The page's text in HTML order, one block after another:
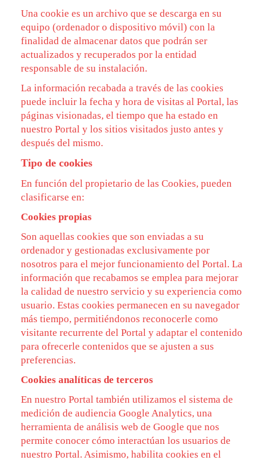
Una cookie es un archivo que se descarga en su
equipo (ordenador o dispositivo móvil) con la
finalidad de almacenar datos que podrán ser
actualizados y recuperados por la entidad
responsable de su instalación.
La información recabada a través de las cookies
puede incluir la fecha y hora de visitas al Portal, las
páginas visionadas, el tiempo que ha estado en
nuestro Portal y los sitios visitados justo antes y
después del mismo.
Tipo de cookies
En función del propietario de las Cookies, pueden
clasificarse en:
Cookies propias
Son aquellas cookies que son enviadas a su
ordenador y gestionadas exclusivamente por
nosotros para el mejor funcionamiento del Portal. La
información que recabamos se emplea para mejorar
la calidad de nuestro servicio y su experiencia como
usuario. Estas cookies permanecen en su navegador
más tiempo, permitiéndonos reconocerle como
visitante recurrente del Portal y adaptar el contenido
para ofrecerle contenidos que se ajusten a sus
preferencias.
Cookies analíticas de terceros
En nuestro Portal también utilizamos el sistema de
medición de audiencia Google Analytics, una
herramienta de análisis web de Google que nos
permite conocer cómo interactúan los usuarios de
nuestro Portal. Asimismo, habilita cookies en el